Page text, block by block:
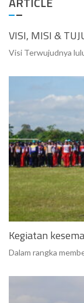
VISI, MISI &
Visi Terwujudnya
Kegiatan
Dalam rangka